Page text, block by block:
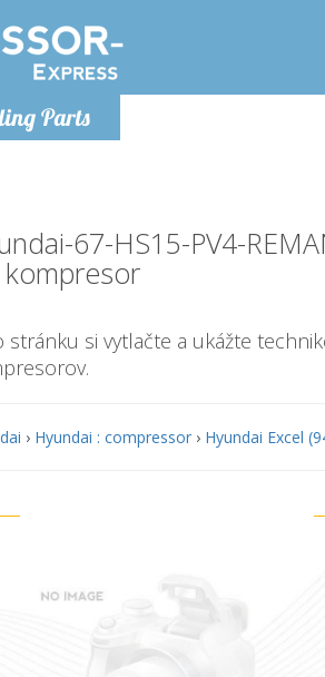
Parts
Pondelok-Piatok
67-HS15-PV4-
kompresor
stránku si vytlačte a ukážte
› Hyundai : compressor › Hyundai Excel